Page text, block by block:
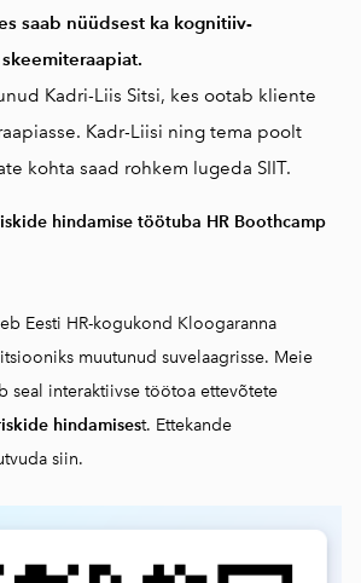
saab nüüdsest ka kognitiiv-
Kadri-Liis Sitsi, kes ootab kliente
Kadr-Liisi ning tema poolt
kohta saad rohkem lugeda SIIT.
hindamise töötuba HR Boothcamp
Eesti HR-kogukond Kloogaranna
muutunud suvelaagrisse. Meie
seal interaktiivse töötoa ettevõtete
hindamisest. Ettekande
siin.